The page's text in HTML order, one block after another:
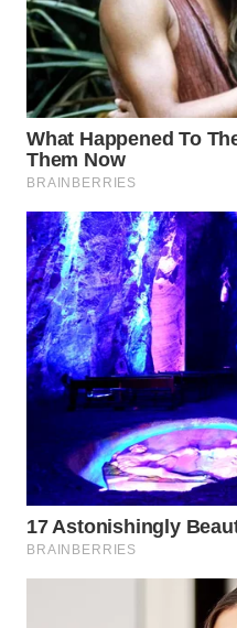
WN
TANJUNG
LESUNG
WN
KARO
WN
SIMALUNGUN
WN
LABUHANBATU
WN
TAPANULI
WN DELI
SERDANG